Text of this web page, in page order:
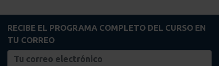
RECIBE EL PROGRAMA COMPLETO DEL CURSO EN
TU CORREO